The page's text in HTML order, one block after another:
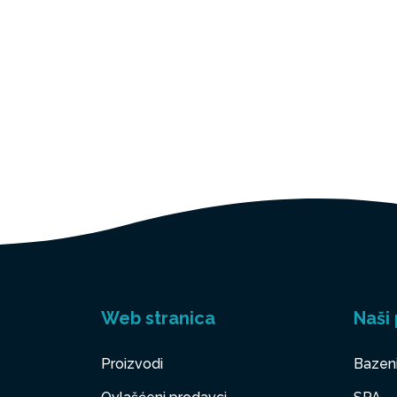
Web stranica
Proizvodi
Naši